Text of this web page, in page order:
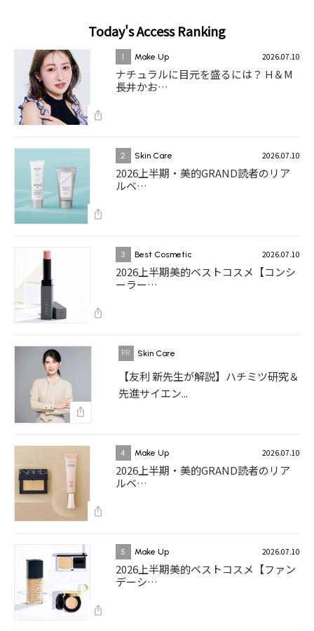
Today's Access Ranking
1 Make Up 2026.07.10
ナチュラルに目元を盛るには？ H＆M
長井かお…
2 Skin Care 2026.07.10
2026上半期・美的GRAND読者のリア
ルベ…
3 Best Cosmetic 2026.07.10
2026上半期美的ベストコスメ【コンシ
ーラー…
Skin Care
【友利 新先生が解説】ハチミツ研究＆
先進サイエン...
4 Make Up 2026.07.10
2026上半期・美的GRAND読者のリア
ルベ…
5 Make Up 2026.07.10
2026上半期美的ベストコスメ【ファン
デーシ…